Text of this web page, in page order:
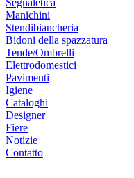
Segnaletica
Manichini
Stendibiancheria
Bidoni della spazzatura
Tende/Ombrelli
Elettrodomestici
Pavimenti
Igiene
Cataloghi
Designer
Fiere
Notizie
Contatto